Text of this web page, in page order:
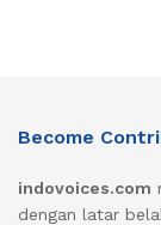
Become
indovoices.com
dengan latar